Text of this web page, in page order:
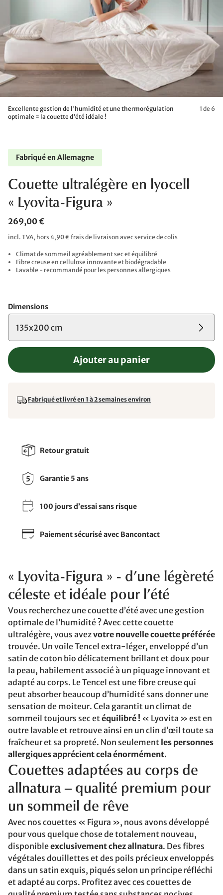
Excellente gestion de l'humidité et une thermorégulation
optimale = la couette d'été idéale !
1 de 6
Fabriqué en Allemagne
Couette ultralégère en lyocell
« Lyovita-Figura »
269,00 €
incl. TVA, hors 4,90 € frais de livraison avec service de colis
Climat de sommeil agréablement sec et équilibré
Fibre creuse en cellulose innovante et biodégradable
Lavable - recommandé pour les personnes allergiques
Dimensions
135x200 cm
Ajouter au panier
Fabriqué et livré en 1 à 2 semaines environ
Retour gratuit
Garantie 5 ans
100 jours d’essai sans risque
Paiement sécurisé avec Bancontact
« Lyovita-Figura » - d’une légèreté
céleste et idéale pour l’été
Vous recherchez une couette d’été avec une gestion
optimale de l’humidité ? Avec cette couette
ultralégère, vous avezvotre nouvelle couette préférée
trouvée. Un voile Tencel extra-léger, enveloppé d’un
satin de coton bio délicatement brillant et doux pour
la peau, habilement associé à un piquage innovant et
adapté au corps. Le Tencel est une fibre creuse qui
peut absorber beaucoup d’humidité sans donner une
sensation de moiteur. Cela garantit un climat de
sommeil toujours sec etéquilibré ! « Lyovita » est en
outre lavable et retrouve ainsi en un clin d’œil toute sa
fraîcheur et sa propreté. Non seulement les personnes
allergiques apprécient cela énormément.
Couettes adaptées au corps de
allnatura – qualité premium pour
un sommeil de rêve
Avec nos couettes « Figura », nous avons développé
pour vous quelque chose de totalement nouveau,
disponibleexclusivement chez allnatura. Des fibres
végétales douillettes et des poils précieux enveloppés
dans un satin exquis, piqués selon un principe réfléchi
et adapté au corps. Profitez avec ces couettes de